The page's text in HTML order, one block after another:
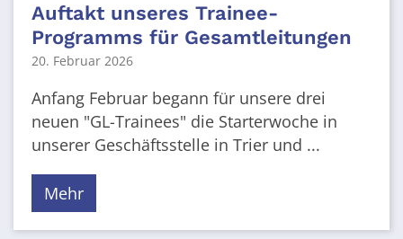
Auftakt unseres Trainee-
Programms für Gesamtleitungen
20. Februar 2026
Anfang Februar begann für unsere drei
neuen "GL-Trainees" die Starterwoche in
unserer Geschäftsstelle in Trier und ...
Mehr